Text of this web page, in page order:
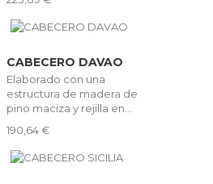
CABECERO DAVAO
Elaborado con una
estructura de madera de
pino maciza y rejilla en...
190,64 €